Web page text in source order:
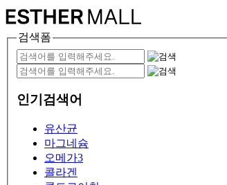
검색폼
인기검색어
유산균
마그네슘
오메가3
콜라겐